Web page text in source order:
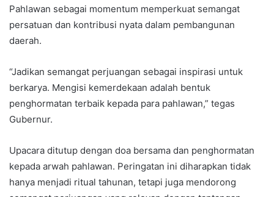
Pahlawan sebagai momentum memperkuat semangat
persatuan dan kontribusi nyata dalam pembangunan
daerah.
“Jadikan semangat perjuangan sebagai inspirasi untuk
berkarya. Mengisi kemerdekaan adalah bentuk
penghormatan terbaik kepada para pahlawan,” tegas
Gubernur.
Upacara ditutup dengan doa bersama dan penghormatan
kepada arwah pahlawan. Peringatan ini diharapkan tidak
hanya menjadi ritual tahunan, tetapi juga mendorong